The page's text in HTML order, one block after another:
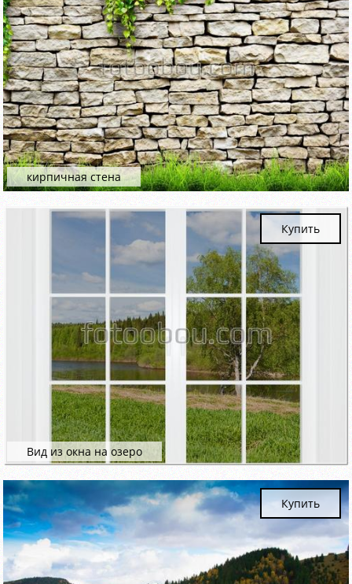
кирпичная стена
Вид из окна на озеро
Купить
Купить